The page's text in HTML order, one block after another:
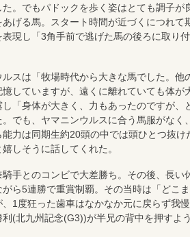
。でもパドックを歩く姿はとても調子が
げる馬。スタート時間が近づくにつれ
現し「3角手前で逃げた馬の後ろに取り
スは「牧場時代から大きな馬でした。他
していますが、遠くに離れていても体が
「身体が大きく、力もあったのですが、
でも、ヤマニンウルスに合う馬服がな
力は同期生約20頭の中では頭ひとつ抜
しそうに話してくれた。
手とのコンビで大差勝ち。その後、長い
ら5連勝で重賞制覇。その当時は「どこ
1度狂った歯車はなかなか元に戻らず我
(北九州記念(G3))が半兄の背中を押すよ